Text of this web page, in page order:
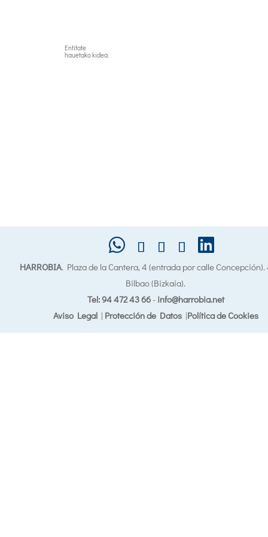
Entitate
hauetako kidea:
HARROBIA. Plaza de la Cantera, 4 (entrada por calle
Bilbao (Bizkaia).
Tel: 94 472 43 66- info@harrobia.net
Aviso Legal| Protección de Datos|Política de Cookies